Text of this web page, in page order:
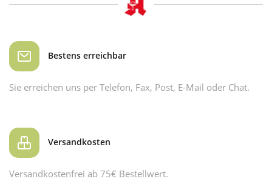
Bestens erreichbar
Sie erreichen uns per Telefon, Fax, Post, E-Mail oder Chat.
Versandkosten
Versandkostenfrei ab 75€ Bestellwert.